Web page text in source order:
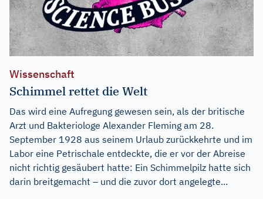
Wissenschaft
Schimmel rettet die Welt
Das wird eine Aufregung gewesen sein, als der britische
Arzt und Bakteriologe Alexander Fleming am 28.
September 1928 aus seinem Urlaub zurückkehrte und im
Labor eine Petrischale entdeckte, die er vor der Abreise
nicht richtig gesäubert hatte: Ein Schimmelpilz hatte sich
darin breitgemacht – und die zuvor dort angelegte...